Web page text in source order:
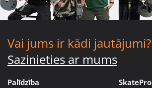
Vai jums ir kādi jautājumi?
Sazinieties ar mums
Palīdzība SkatePro